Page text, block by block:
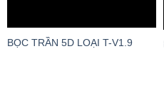
BỌC TRẦN 5D LOẠI T-V1.9